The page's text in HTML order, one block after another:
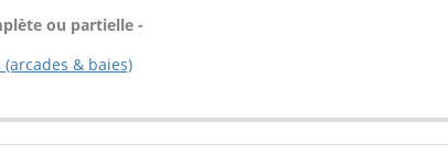
ou partielle -
& baies)